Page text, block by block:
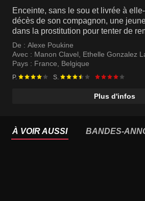
Enceinte, sans le sou et livrée à
décès de son compagnon, une
dans la prostitution pour tenter de
De : Alexe Poukine
Avec : Manon Clavel, Ethelle Gonzalez
Makita Samba
Pays : France, Belgique
P. S.
Plus d'infos
À VOIR AUSSI BANDES-